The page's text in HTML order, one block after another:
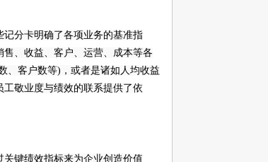
分卡明确了各项业务的基准指
、收益、客户、运营、成本等各
、客户数等)，或者是诸如人均收益
敬业度与绩效的联系提供了依
键绩效指标来为企业创造价值